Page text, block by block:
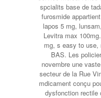
spcialits base de
furosmide
lapos 5 mg,
Levitra max
mg, s easy to use,
BAS. Les
novembre une
secteur de la Rue
mdicament conçu
dysfonction rectile